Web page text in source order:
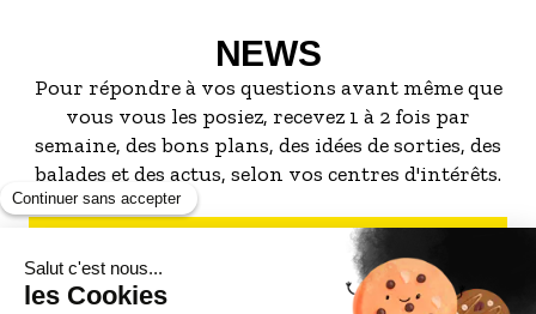
NEWS
Pour répondre à vos questions avant même que
vous vous les posiez, recevez 1 à 2 fois par
semaine, des bons plans, des idées de sorties, des
balades et des actus, selon vos centres d'intérêts.
S'INSCRIRE À LA NEWSLETTER